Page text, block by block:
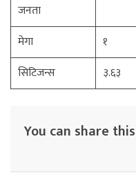
जनता
मेगा
१
सिटिजन्स
३.६३
You can share